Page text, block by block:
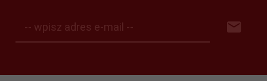
-- wpisz adres e-mail --